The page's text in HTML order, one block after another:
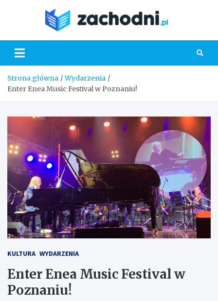
Strona główna
Wydarzenia
Enter Enea Music Festival w Poznaniu!
KULTURA WYDARZENIA
Enter Enea Music Festival w
Poznaniu!